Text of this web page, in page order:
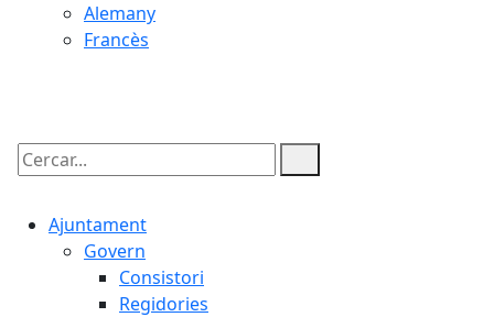
Alemany
Francès
Cercar:
Ajuntament
Govern
Consistori
Regidories